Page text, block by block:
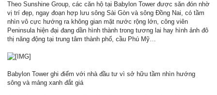
Theo Sunshine Group, các căn hộ tại Babylon Tower được săn đón nhờ
vị trí đẹp, ngay đoạn hợp lưu sông Sài Gòn và sông Đồng Nai, có tầm
nhìn vô cực hướng ra không gian mặt nước rộng lớn, công viên
Peninsula hiện đại đang dần hình thành trong tương lai hay hình ảnh đô
thị năng động tại trung tâm thành phố, cầu Phú Mỹ…
Babylon Tower ghi điểm với nhà đầu tư vì sở hữu tầm nhìn hướng
sông và mảng xanh đắt giá